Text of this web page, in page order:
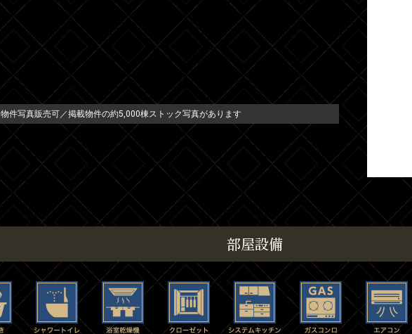
物件写真販売可／掲載物件の約5,000棟ストック写真があります
部屋設備